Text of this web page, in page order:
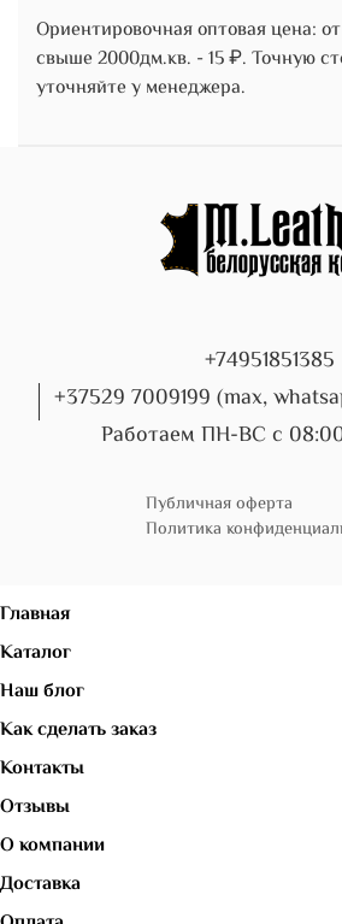
Ориентировочная оптовая цена:
свыше 2000дм.кв. - 15 ₽. Точную
уточняйте у менеджера.
+74951851385
+37529 7009199 (max,
Работаем ПН-ВС с
Публичная оферта
Политика
Главная
Каталог
Наш блог
Как сделать заказ
Контакты
Отзывы
О компании
Доставка